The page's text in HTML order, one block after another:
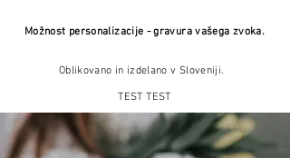
Možnost personalizacije - gravura vašega zvoka.
Oblikovano in izdelano v Sloveniji.
TEST TEST